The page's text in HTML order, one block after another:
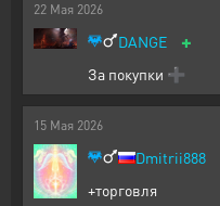
22 Мая 2026
DANGE +
За покупки ➕
15 Мая 2026
Dmitrii888
+торговля